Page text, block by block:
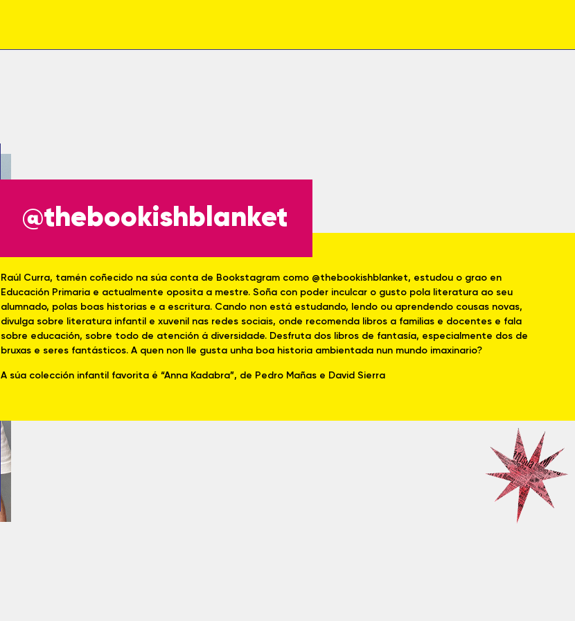
@thebookishblanket
Raúl Curra, tamén coñecido na súa conta de Bookstagram como @thebookishblanket, estudou o grao en
Educación Primaria e actualmente oposita a mestre. Soña con poder inculcar o gusto pola literatura ao seu
alumnado, polas boas historias e a escritura. Cando non está estudando, lendo ou aprendendo cousas novas,
divulga sobre literatura infantil e xuvenil nas redes sociais, onde recomenda libros a familias e docentes e fala
sobre educación, sobre todo de atención á diversidade. Desfruta dos libros de fantasía, especialmente dos de
bruxas e seres fantásticos. A quen non lle gusta unha boa historia ambientada nun mundo imaxinario?
A súa colección infantil favorita é “Anna Kadabra”, de Pedro Mañas e David Sierra